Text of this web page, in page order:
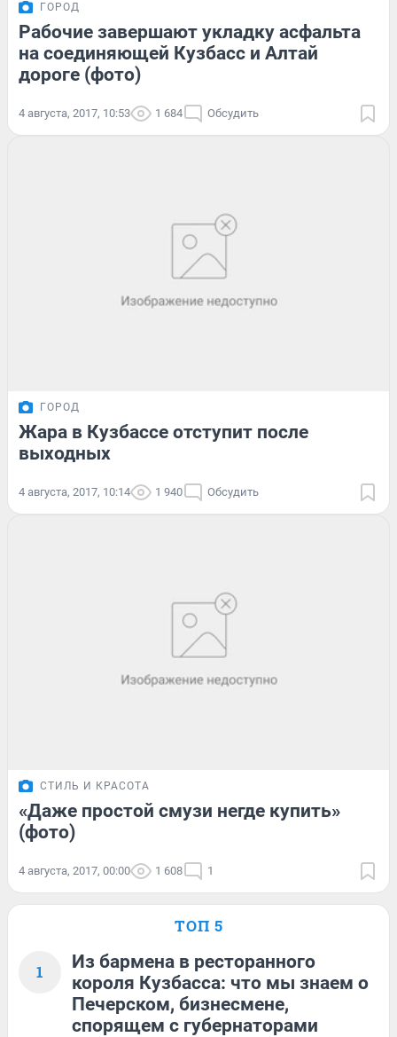
ГОРОД
Рабочие завершают укладку асфальта
на соединяющей Кузбасс и Алтай
дороге (фото)
4 августа, 2017, 10:53 1 684 Обсудить
ГОРОД
Жара в Кузбассе отступит после
выходных
4 августа, 2017, 10:14 1 940 Обсудить
СТИЛЬ И КРАСОТА
«Даже простой смузи негде купить»
(фото)
4 августа, 2017, 00:00 1 608 1
ТОП 5
1
Из бармена в ресторанного
короля Кузбасса: что мы знаем о
Печерском, бизнесмене,
спорящем с губернаторами